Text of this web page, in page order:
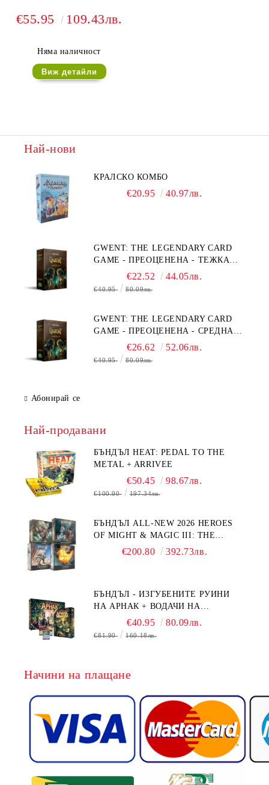
€55.95 109.43лв.
Няма наличност
Виж детайли
Най-нови
КРАЛСКО КОМБО
€20.95 40.97лв.
GWENT: THE LEGENDARY CARD
GAME - ПРЕОЦЕНЕНА - ТЕЖКА
ПОВРЕДА НА КУТИЯТА
€22.52 44.05лв.
€40.95 80.09лв.
GWENT: THE LEGENDARY CARD
GAME - ПРЕОЦЕНЕНА - СРЕДНА
ПОВРЕДА НА КУТИЯТА
€26.62 52.06лв.
€40.95 80.09лв.
Абонирай се
Най-продавани
БЪНДЪЛ HEAT: PEDAL TO THE
METAL + ARRIVEE
€50.45 98.67лв.
€100.90 197.34лв.
БЪНДЪЛ ALL-NEW 2026 HEROES
OF MIGHT & MAGIC III: THE
BOARD GAME EXPANSIONS -
€200.80 392.73лв.
БЪНДЪЛ - ИЗГУБЕНИТЕ РУИНИ
НА АРНАК + ВОДАЧИ НА
ЕКСПЕДИЦИИ + ПРОМО КАРТИ
БЕЗПЛАТНО
€40.95 80.09лв.
€81.90 160.18лв.
Начини на плащане